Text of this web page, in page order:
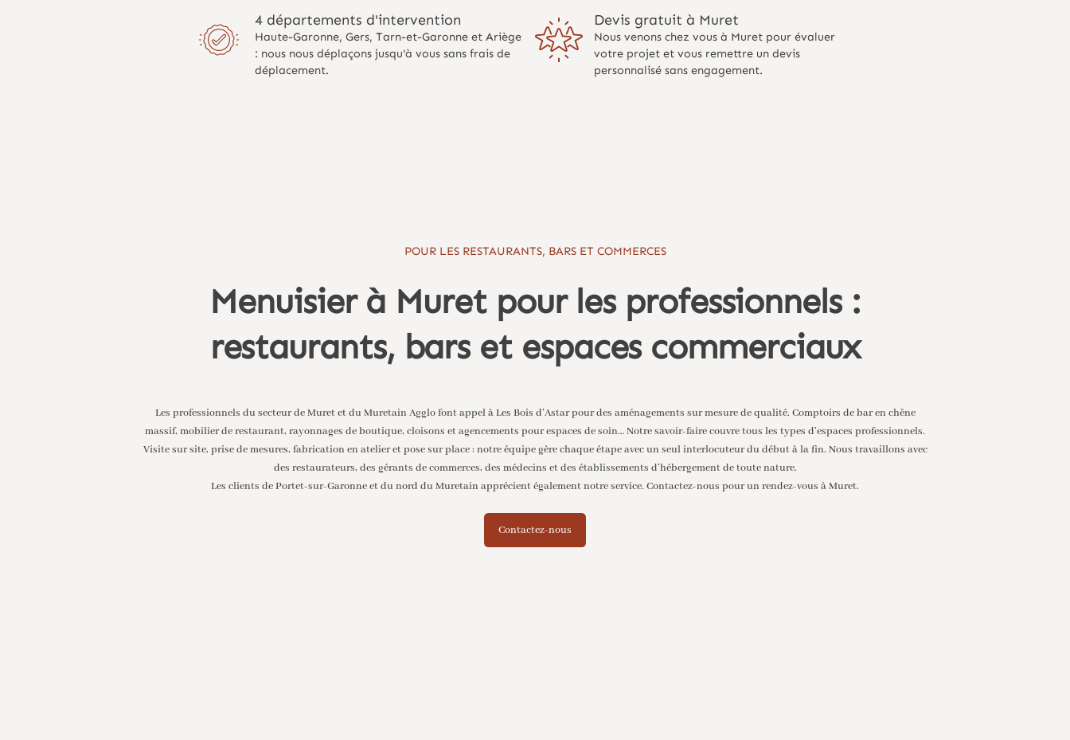
4 départements d'intervention
Haute-Garonne, Gers, Tarn-et-Garonne et Ariège
: nous nous déplaçons jusqu'à vous sans frais de
déplacement.
Devis gratuit à Muret
Nous venons chez vous à Muret pour évaluer
votre projet et vous remettre un devis
personnalisé sans engagement.
POUR LES RESTAURANTS, BARS ET COMMERCES
Menuisier à Muret pour les professionnels :
restaurants, bars et espaces commerciaux
Les professionnels du secteur de Muret et du Muretain Agglo font appel à Les Bois d’Astar pour des aménagements sur mesure de qualité. Comptoirs de bar en chêne
massif, mobilier de restaurant, rayonnages de boutique, cloisons et agencements pour espaces de soin… Notre savoir-faire couvre tous les types d’espaces professionnels.
Visite sur site, prise de mesures, fabrication en atelier et pose sur place : notre équipe gère chaque étape avec un seul interlocuteur du début à la fin. Nous travaillons avec
des restaurateurs, des gérants de commerces, des médecins et des établissements d’hébergement de toute nature.
Les clients dePortet-sur-Garonne et du nord du Muretain apprécient également notre service. Contactez-nous pour un rendez-vous à Muret.
Contactez-nous